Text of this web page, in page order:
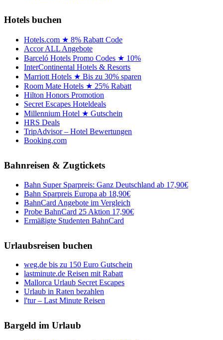
Hotels buchen
Hotels.com ★ 8% Rabatt Code
Accor ALL Angebote
Barceló Hotels Promo Codes ★ 10%
InterContinental Hotels & Resorts
Marriott Hotels ★ Bis zu 30% sparen
Room Mate Hotels ★ 25% Rabatt
Hilton Honors Promotion
Secret Escapes Hoteldeals
Millennium Hotel ★ Gutschein
HRS Deals
TripAdvisor – Hotel Bewertungen
Booking.com
Bahnreisen & Zugtickets
Bahn Super Sparpreis: Ganz Deutschland ab 17,90€
Bahn Sparpreis Europa ab 18,90€
BahnCard Angebote im Vergleich
Probe BahnCard 25 Aktion 17,90€
Ermäßigte Studenten BahnCard
Urlaubsreisen buchen
weg.de bis zu 150 Euro Gutschein
lastminute.de Reisen mit Rabatt
Mallorca Urlaub Secret Escapes
Urlaub in Raten bezahlen
l'tur – Last Minute Reisen
Bargeld im Urlaub